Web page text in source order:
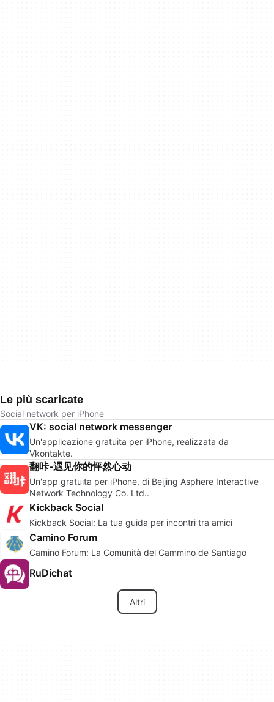
Le più scaricate
Social network per iPhone
VK: social network messenger
Un'applicazione gratuita per iPhone, realizzata da
Vkontakte.
翻咔-遇见你的怦然心动
Un'app gratuita per iPhone, di Beijing Asphere Interactive
Network Technology Co. Ltd..
Kickback Social
Kickback Social: La tua guida per incontri tra amici
Camino Forum
Camino Forum: La Comunità del Cammino de Santiago
RuDichat
Altri